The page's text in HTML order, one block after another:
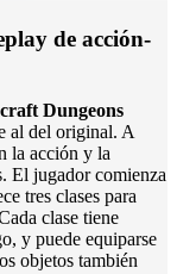
de acción-
Dungeons
al del original. A
la acción y la
El jugador comienza
tres clases para
clase tiene
y puede equiparse
objetos también